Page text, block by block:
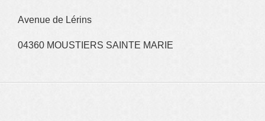
Avenue de Lérins
04360 MOUSTIERS SAINTE MARIE